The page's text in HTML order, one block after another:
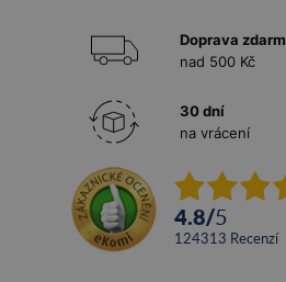
Doprava
nad 500 Kč
30 dní
na vrácení
4.8/5
124313 recenzí